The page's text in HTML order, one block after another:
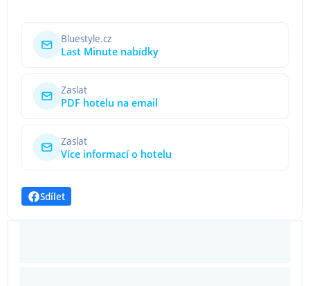
Bluestyle.cz
Last Minute nabídky
Zaslat
PDF hotelu na email
Zaslat
Více informací o hotelu
Sdílet